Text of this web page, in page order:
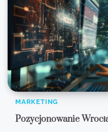
MARKETING
Pozycjonowanie